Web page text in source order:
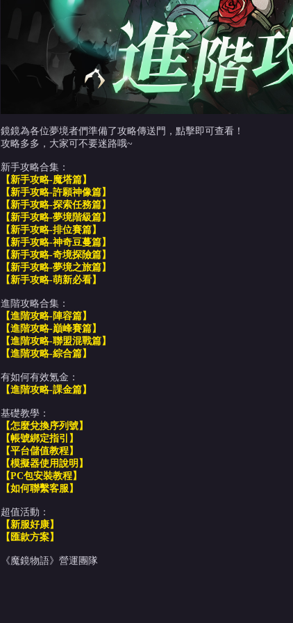
鏡鏡為各位夢境者們準備了攻略傳送門，點擊即可查看！
攻略多多，大家可不要迷路哦~
新手攻略合集：
【新手攻略-魔塔篇】
【新手攻略-許願神像篇】
【新手攻略-探索任務篇】
【新手攻略-夢境階級篇】
【新手攻略-排位賽篇】
【新手攻略-神奇豆蔓篇】
【新手攻略-奇境探險篇】
【新手攻略-夢境之旅篇】
【新手攻略-萌新必看】
進階攻略合集：
【進階攻略-陣容篇】
【進階攻略-巔峰賽篇】
【進階攻略-聯盟混戰篇】
【進階攻略-綜合篇】
有如何有效氪金：
【進階攻略-課金篇】
基礎教學：
【怎麼兌換序列號】
【帳號綁定指引】
【平台儲值教程】
【模擬器使用說明】
【PC包安裝教程】
【如何聯繫客服】
超值活動：
【新服好康】
【匯款方案】
《魔鏡物語》營運團隊